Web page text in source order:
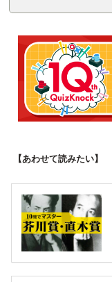
【あわせて読みたい】